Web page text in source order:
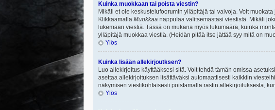
Kuinka muokkaan tai poista viestin?
Mikäli et ole keskustelufoorumin ylläpitäjä tai valvoja. Voit
Klikkaamalla Muokkaa nappulaa valitsemastasi viestistä. Mikäli
lukemaan viestiä. Tässä on mukana myös lukumäärä, kuinka
ylläpitäjä muokkaa viestiä. (Heidän pitää itse jättää syy mitä on
Ylös
Kuinka lisään allekirjoutksen?
Luo allekirjoitus käyttääksesi sitä. Voit tehdä tämän omissa
asettaa allekirjoituksen lisättäväksi automaattisesti kaikkiin
näkymisen viestikohtaisesti poistamalla rastin allekirjoituksesta,
Ylös